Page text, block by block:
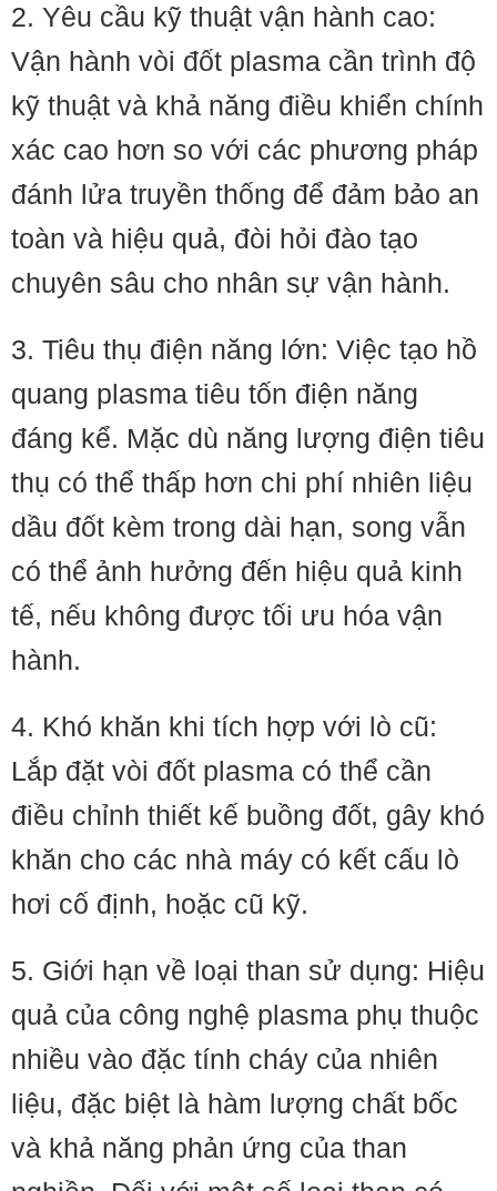
2. Yêu cầu kỹ thuật vận hành cao:
Vận hành vòi đốt plasma cần trình độ
kỹ thuật và khả năng điều khiển chính
xác cao hơn so với các phương pháp
đánh lửa truyền thống để đảm bảo an
toàn và hiệu quả, đòi hỏi đào tạo
chuyên sâu cho nhân sự vận hành.
3. Tiêu thụ điện năng lớn: Việc tạo hồ
quang plasma tiêu tốn điện năng
đáng kể. Mặc dù năng lượng điện tiêu
thụ có thể thấp hơn chi phí nhiên liệu
dầu đốt kèm trong dài hạn, song vẫn
có thể ảnh hưởng đến hiệu quả kinh
tế, nếu không được tối ưu hóa vận
hành.
4. Khó khăn khi tích hợp với lò cũ:
Lắp đặt vòi đốt plasma có thể cần
điều chỉnh thiết kế buồng đốt, gây khó
khăn cho các nhà máy có kết cấu lò
hơi cố định, hoặc cũ kỹ.
5. Giới hạn về loại than sử dụng: Hiệu
quả của công nghệ plasma phụ thuộc
nhiều vào đặc tính cháy của nhiên
liệu, đặc biệt là hàm lượng chất bốc
và khả năng phản ứng của than